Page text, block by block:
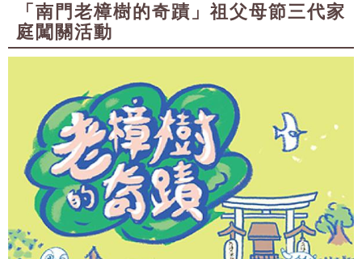
「南門老樟樹的奇蹟」祖父母節三代家
庭闖關活動